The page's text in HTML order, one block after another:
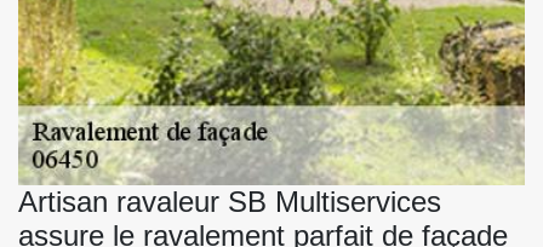
Artisan ravaleur SB Multiservices
assure le ravalement parfait de façade